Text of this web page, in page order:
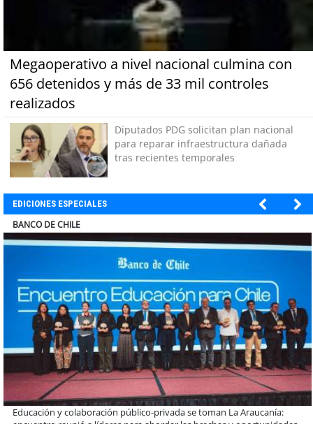
Megaoperativo a nivel nacional culmina con
656 detenidos y más de 33 mil controles
realizados
Diputados PDG solicitan plan nacional
para reparar infraestructura dañada
tras recientes temporales
EDICIONES ESPECIALES
ELECTROLUX
Claves para comprar electrodomésticos durante el Black Sale